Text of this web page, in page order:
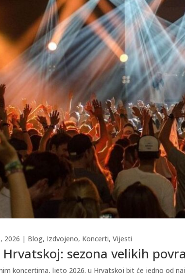
Hrvatskoj: sezona velikih
2026 | Blog, Izdvojeno, Koncerti,Vijesti
koncertima, ljeto 2026. u Hrvatskoj bit će jedno od